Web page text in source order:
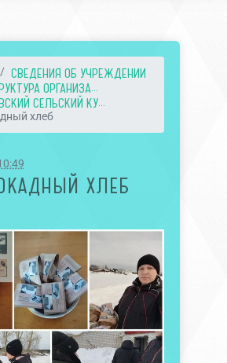
СВЕДЕНИЯ ОБ УЧРЕЖДЕНИИ
ОРГАНИЗА...
СЕЛЬСКИЙ КУ...
хлеб
ХЛЕБ